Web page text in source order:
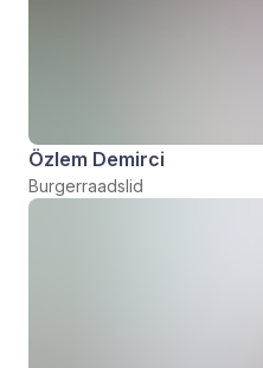
Özlem Demirci
Burgerraadslid